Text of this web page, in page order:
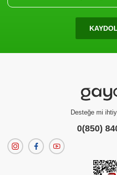
Filtrenize
Ürün
KAYDOL
Desteğe mi
0(850)